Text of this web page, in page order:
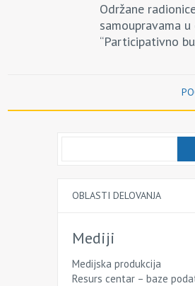
Održane
samoupravama
“Participativno
OBLASTI DELOVANJA
Mediji
Medijska produkcija
Resurs centar – baze